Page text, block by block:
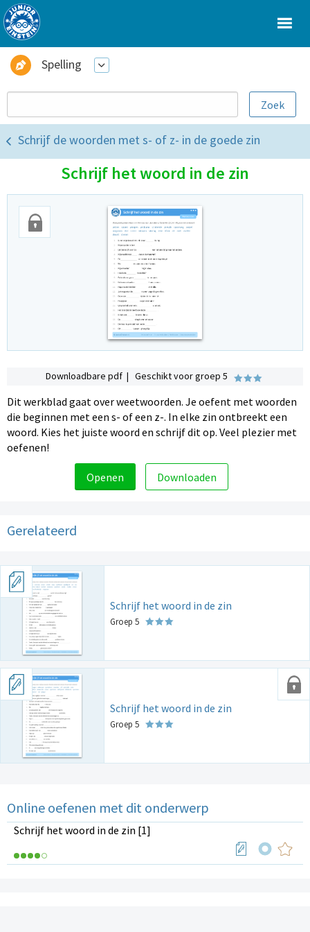
Spelling
Schrijf de woorden met s- of z- in de goede zin
Schrijf het woord in de zin
Downloadbare pdf | Geschikt voor groep 5
Dit werkblad gaat over weetwoorden. Je oefent met woorden
die beginnen met een s- of een z-. In elke zin ontbreekt een
woord. Kies het juiste woord en schrijf dit op. Veel plezier met
oefenen!
Openen Downloaden
Gerelateerd
Schrijf het woord in de zin
Groep 5
Schrijf het woord in de zin
Groep 5
Online oefenen met dit onderwerp
Schrijf het woord in de zin [1]